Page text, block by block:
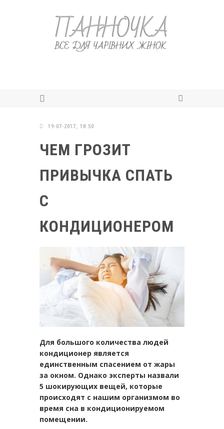
19-07-2017, 18:50
ЧЕМ ГРОЗИТ
ПРИВЫЧКА СПАТЬ
С
КОНДИЦИОНЕРОМ
Для большого количества людей
кондиционер является
единственным спасением от жары
за окном. Однако эксперты назвали
5 шокирующих вещей, которые
происходят с нашим организмом во
время сна в кондиционируемом
помещении.